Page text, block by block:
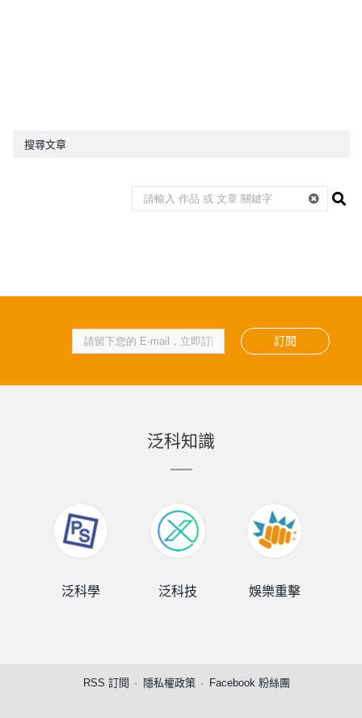
搜尋文章
訂閱
泛科知識
泛科學 泛科技 娛樂重擊
RSS 訂閱 隱私權政策 Facebook 粉絲團